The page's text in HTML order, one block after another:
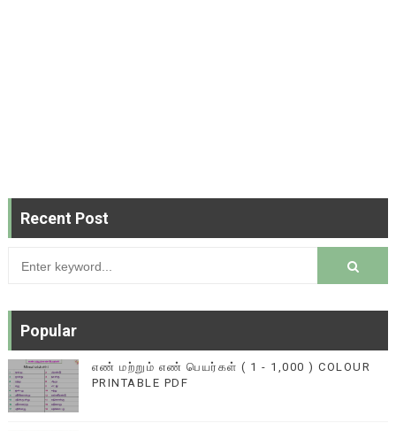
Recent Post
Popular
எண் மற்றும் எண் பெயர்கள் ( 1 - 1,000 ) COLOUR
PRINTABLE PDF